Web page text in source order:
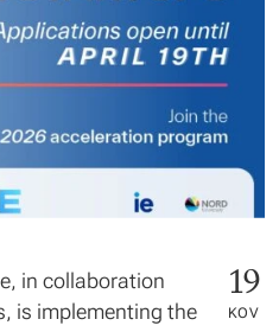
in collaboration
is implementing the
19
KOV